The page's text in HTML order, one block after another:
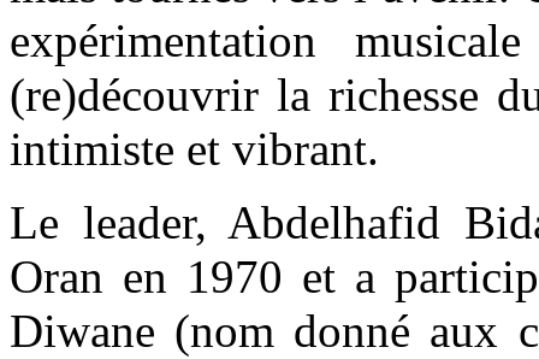
expérimentation
(re)découvrir la richesse
intimiste et vibrant.
Le leader, Abdelhafid
Oran en 1970 et a
Diwane (nom donné aux